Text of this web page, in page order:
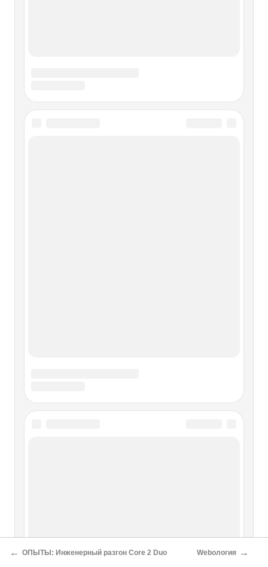
← ОПЫТЫ: Инженерный разгон Core 2 Duo Webология →